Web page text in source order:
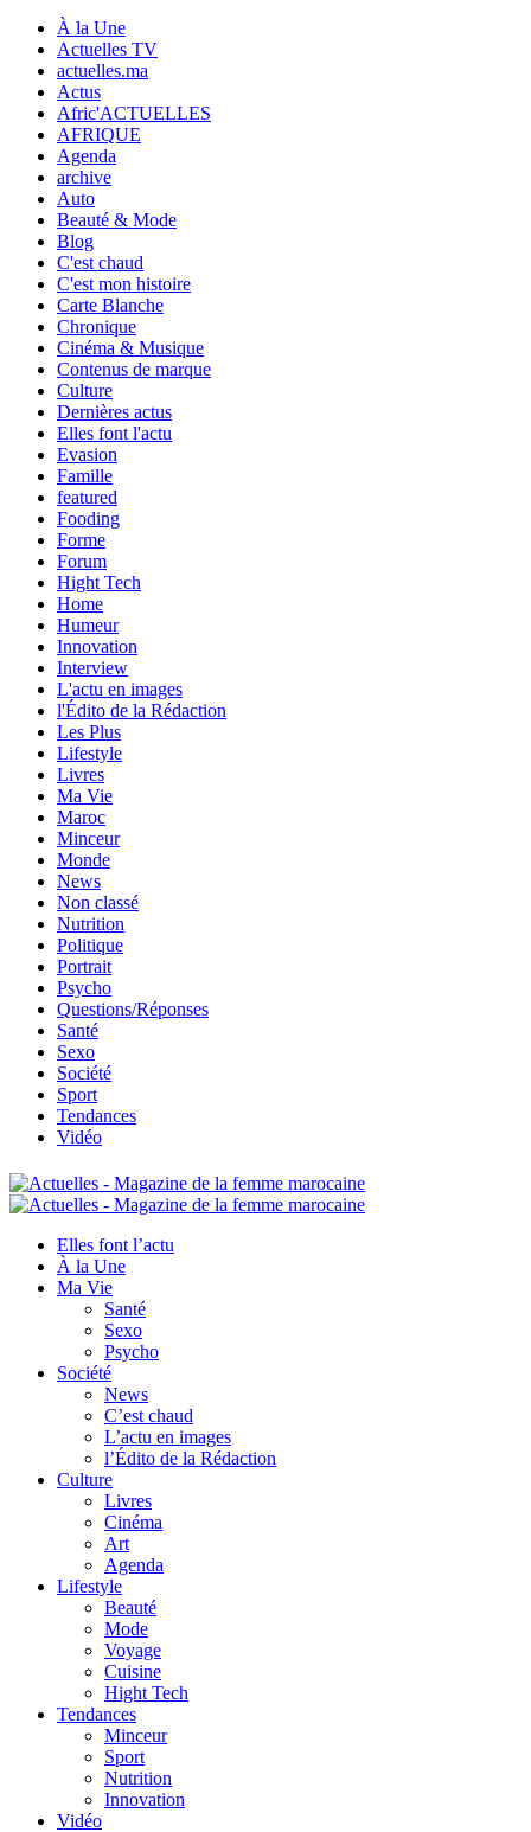
À la Une
Actuelles TV
actuelles.ma
Actus
Afric'ACTUELLES
AFRIQUE
Agenda
archive
Auto
Beauté & Mode
Blog
C'est chaud
C'est mon histoire
Carte Blanche
Chronique
Cinéma & Musique
Contenus de marque
Culture
Dernières actus
Elles font l'actu
Evasion
Famille
featured
Fooding
Forme
Forum
Hight Tech
Home
Humeur
Innovation
Interview
L'actu en images
l'Édito de la Rédaction
Les Plus
Lifestyle
Livres
Ma Vie
Maroc
Minceur
Monde
News
Non classé
Nutrition
Politique
Portrait
Psycho
Questions/Réponses
Santé
Sexo
Société
Sport
Tendances
Vidéo
Elles font l’actu
À la Une
Ma Vie
Santé
Sexo
Psycho
Société
News
C’est chaud
L’actu en images
l’Édito de la Rédaction
Culture
Livres
Cinéma
Art
Agenda
Lifestyle
Beauté
Mode
Voyage
Cuisine
Hight Tech
Tendances
Minceur
Sport
Nutrition
Innovation
Vidéo